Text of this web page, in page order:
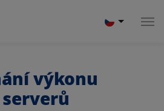
výkonu